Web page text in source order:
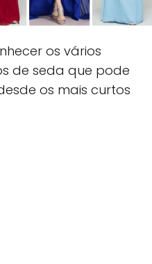
os vários
de seda que pode
os mais curtos